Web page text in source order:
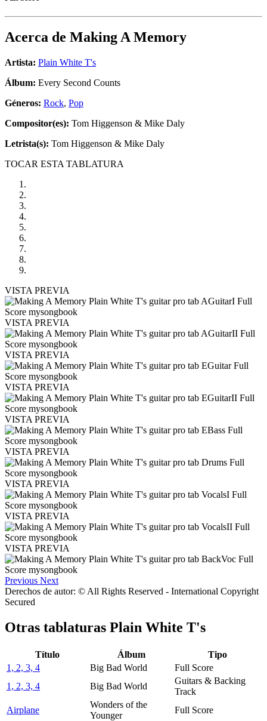
Acerca de Making A Memory
Artista: Plain White T's
Álbum: Every Second Counts
Géneros: Rock, Pop
Compositor(es): Tom Higgenson & Mike Daly
Letrista(s): Tom Higgenson & Mike Daly
TOCAR ESTA TABLATURA
VISTA PREVIA
VISTA PREVIA
VISTA PREVIA
VISTA PREVIA
VISTA PREVIA
VISTA PREVIA
VISTA PREVIA
VISTA PREVIA
VISTA PREVIA
Previous Next
Derechos de autor: © All Rights Reserved - International Copyright
Secured
Otras tablaturas Plain White T's
Título Álbum
Tipo
1, 2, 3, 4
Big Bad World
Full Score
1, 2, 3, 4
Big Bad World
Guitars & Backing
Track
Airplane
Wonders of the
Younger
Full Score